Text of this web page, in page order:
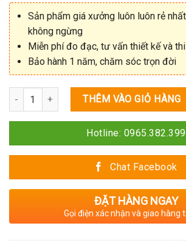
Sản phẩm giá xưởng luôn luôn rẻ
không ngừng
Miễn phí đo đạc, tư vấn thiết kế và
Bảo hành 1 năm, chăm sóc trọn đời
Số lượng THÊM VÀO GIỎ HÀNG
Hotline: 0965.382.399
Chat Facebook
ĐẶT HÀNG NGAY
Gọi điện xác nhận và giao hàng